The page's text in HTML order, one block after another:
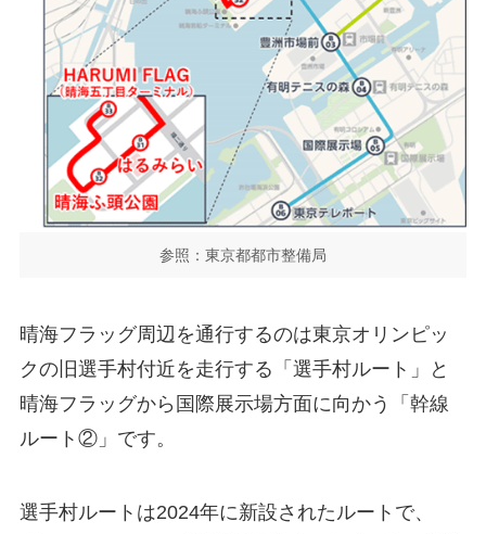
参照：東京都都市整備局
晴海フラッグ周辺を通行するのは東京オリンピッ
クの旧選手村付近を走行する「選手村ルート」と
晴海フラッグから国際展示場方面に向かう「幹線
ルート②」です。
選手村ルートは2024年に新設されたルートで、